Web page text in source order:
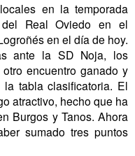
en la temporada
Real Oviedo en el
en el día de hoy.
ante la SD Noja, los
encuentro ganado y
tabla clasificatoria. El
atractivo, hecho que ha
Burgos y Tanos. Ahora
sumado tres puntos